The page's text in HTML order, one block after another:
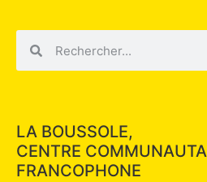
LA BOUSSOLE,
CENTRE
FRANCOPHONE